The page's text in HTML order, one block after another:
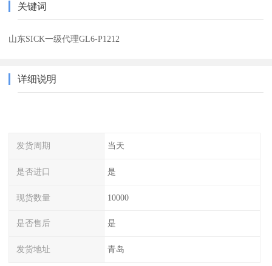
关键词
山东SICK一级代理GL6-P1212
详细说明
发货周期 当天
是否进口 是
现货数量 10000
是否售后 是
发货地址 青岛